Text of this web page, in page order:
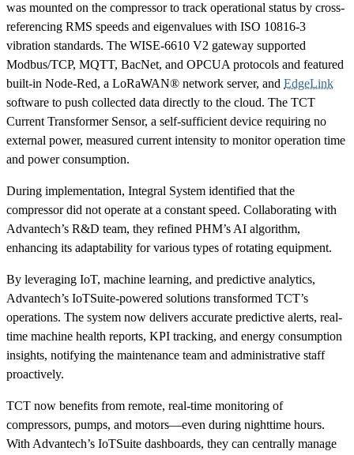
was mounted on the compressor to track operational status by cross-
referencing RMS speeds and eigenvalues with ISO 10816-3
vibration standards. The WISE-6610 V2 gateway supported
Modbus/TCP, MQTT, BacNet, and OPCUA protocols and featured
built-in Node-Red, a LoRaWAN® network server, and EdgeLink
software to push collected data directly to the cloud. The TCT
Current Transformer Sensor, a self-sufficient device requiring no
external power, measured current intensity to monitor operation time
and power consumption.
During implementation, Integral System identified that the
compressor did not operate at a constant speed. Collaborating with
Advantech’s R&D team, they refined PHM’s AI algorithm,
enhancing its adaptability for various types of rotating equipment.
By leveraging IoT, machine learning, and predictive analytics,
Advantech’s IoTSuite-powered solutions transformed TCT’s
operations. The system now delivers accurate predictive alerts, real-
time machine health reports, KPI tracking, and energy consumption
insights, notifying the maintenance team and administrative staff
proactively.
TCT now benefits from remote, real-time monitoring of
compressors, pumps, and motors—even during nighttime hours.
With Advantech’s IoTSuite dashboards, they can centrally manage